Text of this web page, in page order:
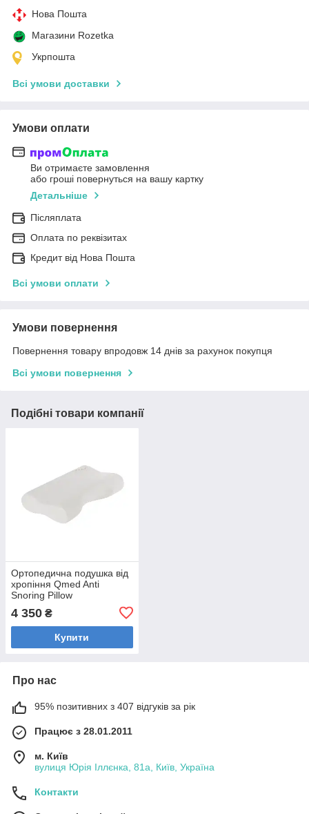
Нова Пошта
Магазини Rozetka
Укрпошта
Всі умови доставки
Умови оплати
Ви отримаєте замовлення
або гроші повернуться на вашу картку
Детальніше
Післяплата
Оплата по реквізитах
Кредит від Нова Пошта
Всі умови оплати
Умови повернення
Повернення товару впродовж 14 днів за рахунок покупця
Всі умови повернення
Подібні товари компанії
Ортопедична подушка від
хропіння Qmed Anti
Snoring Pillow
4 350 ₴
Купити
Про нас
95% позитивних з 407 відгуків за рік
Працює з 28.01.2011
м. Київ
вулиця Юрія Іллєнка, 81а, Київ, Україна
Контакти